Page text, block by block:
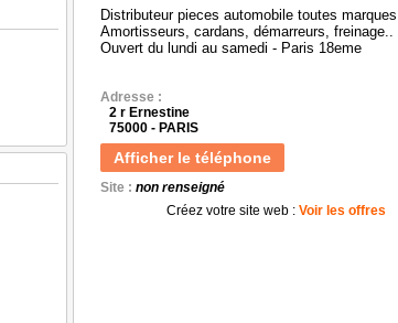
Distributeur pieces automobile toutes marques
Amortisseurs, cardans, démarreurs, freinage..
Ouvert du lundi au samedi - Paris 18eme
Adresse :
2 r Ernestine
75000 - PARIS
Afficher le téléphone
Site : non renseigné
Créez votre site web : Voir les offres